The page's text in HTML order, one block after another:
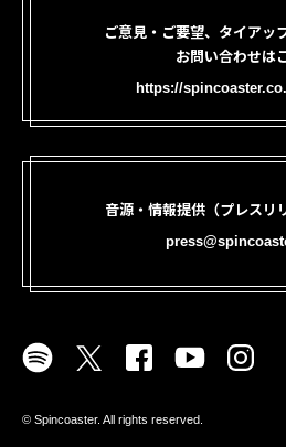
ご意見・ご要望、タイアッ
お問い合わせは
https://
音源・情報提供（プレスリ
©︎ Spincoaster. All rights reserved.